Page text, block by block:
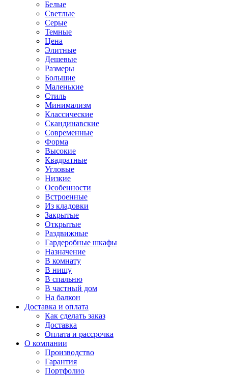
Белые
Светлые
Серые
Темные
Цена
Элитные
Дешевые
Размеры
Большие
Маленькие
Стиль
Минимализм
Классические
Скандинавские
Современные
Форма
Высокие
Квадратные
Угловые
Низкие
Особенности
Встроенные
Из кладовки
Закрытые
Открытые
Раздвижные
Гардеробные шкафы
Назначение
В комнату
В нишу
В спальню
В частный дом
На балкон
Доставка и оплата
Как сделать заказ
Доставка
Оплата и рассрочка
О компании
Производство
Гарантия
Портфолио